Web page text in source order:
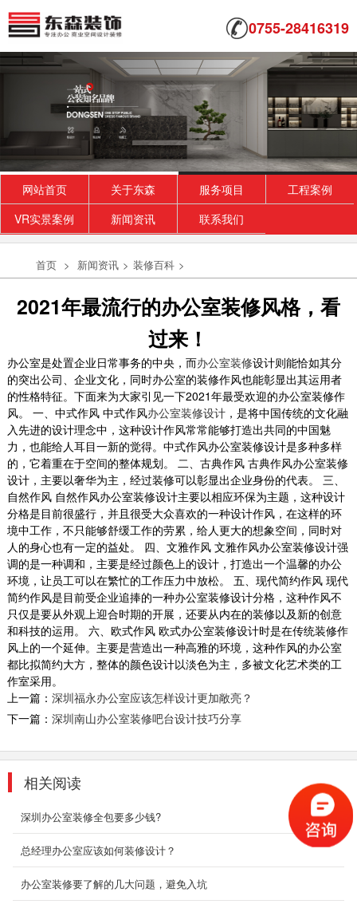
0755-28416319
网站首页 关于东森 服务项目
工程案例
VR实景案例
新闻资讯 联系我们
首页 > 新闻资讯 > 装修百科 >
2021年最流行的办公室装修风格，看
过来！
办公室是处置企业日常事务的中央，而办公室装修设计则能恰如其分
的突出公司、企业文化，同时办公室的装修作风也能彰显出其运用者
的性格特征。下面来为大家引见一下2021年最受欢迎的办公室装修作
风。 一、中式作风 中式作风办公室装修设计，是将中国传统的文化融
入先进的设计理念中，这种设计作风常常能够打造出共同的中国魅
力，也能给人耳目一新的觉得。中式作风办公室装修设计是多种多样
的，它着重在于空间的整体规划。 二、古典作风 古典作风办公室装修
设计，主要以奢华为主，经过装修可以彰显出企业身份的代表。 三、
自然作风 自然作风办公室装修设计主要以相应环保为主题，这种设计
分格是目前很盛行，并且很受大众喜欢的一种设计作风，在这样的环
境中工作，不只能够舒缓工作的劳累，给人更大的想象空间，同时对
人的身心也有一定的益处。 四、文雅作风 文雅作风办公室装修设计强
调的是一种调和，主要是经过颜色上的设计，打造出一个温馨的办公
环境，让员工可以在繁忙的工作压力中放松。 五、现代简约作风 现代
简约作风是目前受企业追捧的一种办公室装修设计分格，这种作风不
只仅是要从外观上迎合时期的开展，还要从内在的装修以及新的创意
和科技的运用。 六、欧式作风 欧式办公室装修设计时是在传统装修作
风上的一个延伸。主要是营造出一种高雅的环境，这种作风的办公室
都比拟简约大方，整体的颜色设计以淡色为主，多被文化艺术类的工
作室采用。
上一篇： 深圳福永办公室应该怎样设计更加敞亮？
下一篇： 深圳南山办公室装修吧台设计技巧分享
相关阅读
深圳办公室装修全包要多少钱?
总经理办公室应该如何装修设计？
办公室装修要了解的几大问题，避免入坑
深圳大型办公室装修
这是一家亚洲五百强集团的总部，整个办公室布
局平面呈回字形，让集团总部和子公司之间分而
不隔。结合...
2018-07-30
大型办公室装修_海汇联合
这是一个小尺度的联合办公空间设计，包括7间
办公室，12个固定工位，8个自由办公座位，水
吧，休闲沙龙等...
2018-08-21
金融企业办公装修案例
样和图案装饰，只用线条和色块来区分点缀。北
欧地区，...
2018-08-29
本案从空毛胚阶段便开始筹划，全面性的讨论与